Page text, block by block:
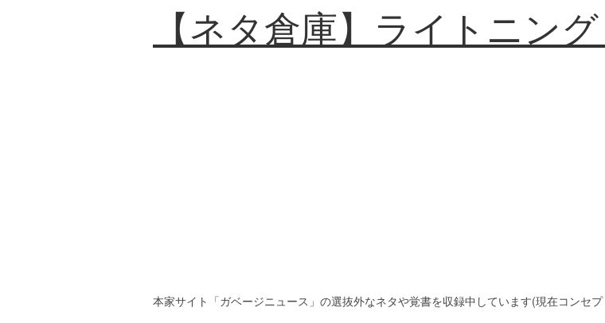
【ネタ倉庫】ライトニン
本家サイト「ガベージニュース」の選抜外なネタや覚書を収録中しています(現在コンセ